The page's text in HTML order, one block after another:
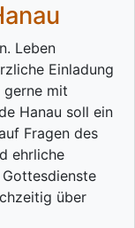
Leben
Einladung
mit
Hanau soll ein
Fragen des
ehrliche
über